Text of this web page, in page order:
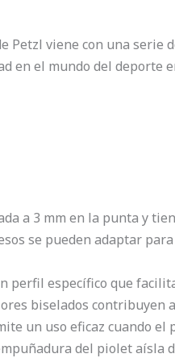
Petzl viene con una
en el mundo del deporte
a 3 mm en la punta y
se pueden adaptar
perfil específico que
biselados contribuyen
un uso eficaz cuando
del piolet aísla